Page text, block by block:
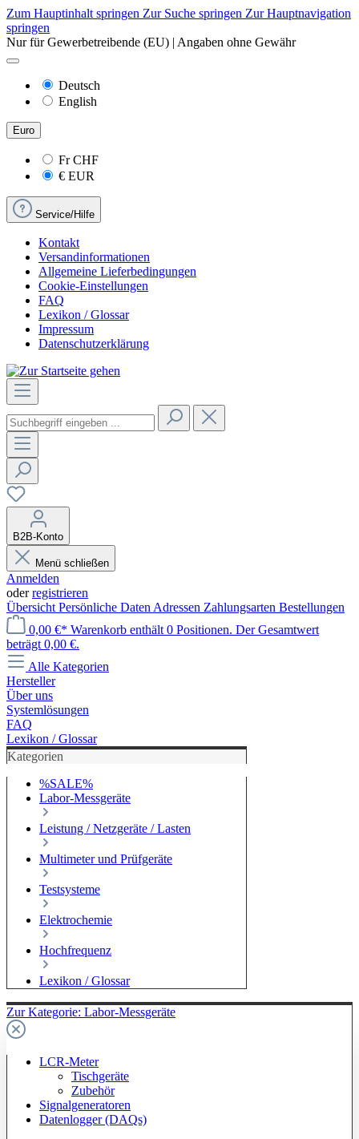
Zum Hauptinhalt springen Zur Suche springen Zur Hauptnavigation
springen
Nur für Gewerbetreibende (EU) | Angaben ohne Gewähr
Deutsch
English
Euro
FrCHF
€ EUR
Service/Hilfe
Kontakt
Versandinformationen
Allgemeine Lieferbedingungen
Cookie-Einstellungen
FAQ
Lexikon / Glossar
Impressum
Datenschutzerklärung
B2B-Konto
Menü schließen
Anmelden
oderregistrieren
Übersicht Persönliche Daten Adressen Zahlungsarten Bestellungen
0,00 €* Warenkorb enthält 0 Positionen. Der Gesamtwert
beträgt 0,00 €.
Alle Kategorien
Hersteller
Über uns
Systemlösungen
FAQ
Lexikon / Glossar
Kategorien
%SALE%
Labor-Messgeräte
Leistung / Netzgeräte / Lasten
Multimeter und Prüfgeräte
Testsysteme
Elektrochemie
Hochfrequenz
Lexikon / Glossar
Zur Kategorie: Labor-Messgeräte
LCR-Meter
Tischgeräte
Zubehör
Signalgeneratoren
Datenlogger (DAQs)